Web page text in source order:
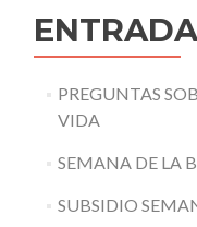
PREGUNTAS
VIDA
SEMANA DE LA
SUBSIDIO